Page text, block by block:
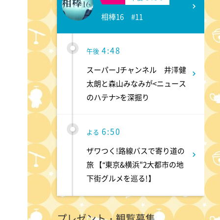
相棒16 #11
午後 4:48
スーパーJチャンネル 井澤健
太朗と森山みなみが<ニュース
のハテナ>を深掘り
よる 6:50
ザワつく!路線バスで寄り道の
旅 【“東京&横浜"2大都市の地
下街グルメを巡る!】
よる 8:00